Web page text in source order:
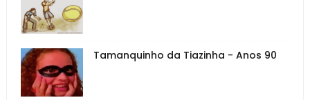
Tamanquinho da Tiazinha - Anos 90